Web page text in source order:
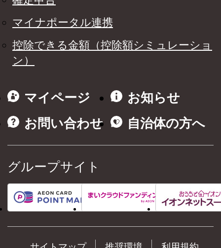
マイナポータル連携
控除できる金額（控除額シミュレーショ
ン）
マイページ
お知らせ
お問い合わせ
自治体の方へ
グループサイト